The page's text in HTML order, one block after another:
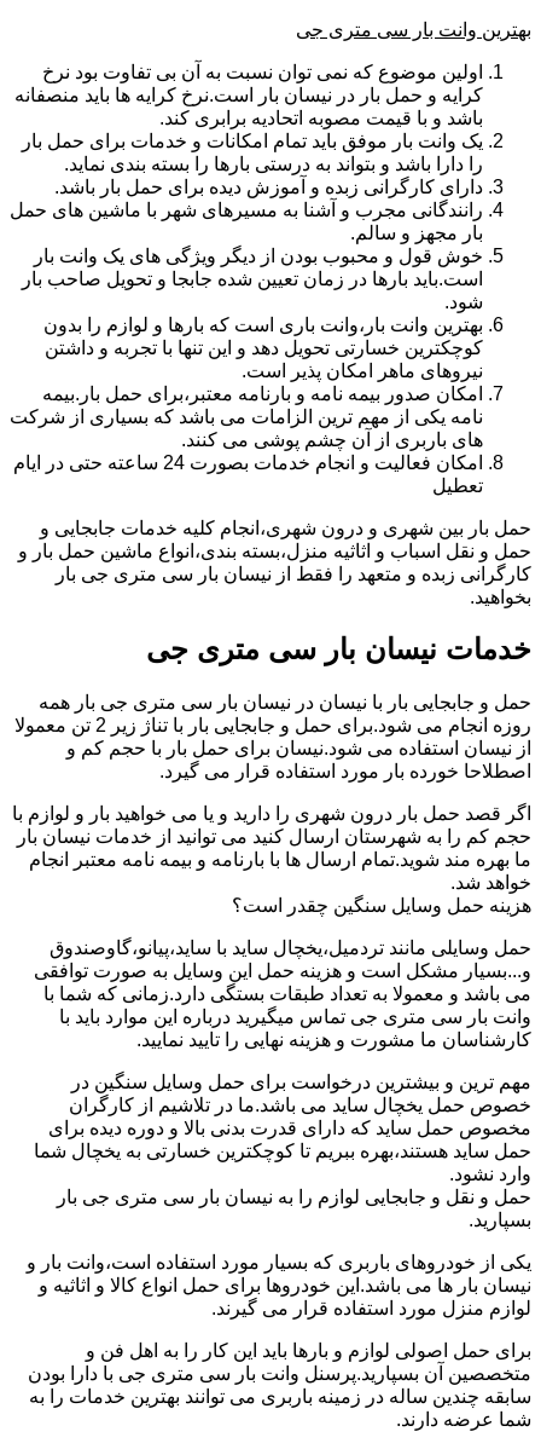
بهترین وانت بار سی متری جی
اولین موضوع که نمی توان نسبت به آن بی تفاوت بود نرخ
کرایه و حمل بار در نیسان بار است.نرخ کرایه ها باید منصفانه
باشد و با قیمت مصوبه اتحادیه برابری کند.
یک وانت بار موفق باید تمام امکانات و خدمات برای حمل بار
را دارا باشد و بتواند به درستی بارها را بسته بندی نماید.
دارای کارگرانی زبده و آموزش دیده برای حمل بار باشد.
رانندگانی مجرب و آشنا به مسیرهای شهر با ماشین های حمل
بار مجهز و سالم.
خوش قول و محبوب بودن از دیگر ویژگی های یک وانت بار
است.باید بارها در زمان تعیین شده جابجا و تحویل صاحب بار
شود.
بهترین وانت بار،وانت باری است که بارها و لوازم را بدون
کوچکترین خسارتی تحویل دهد و این تنها با تجربه و داشتن
نیروهای ماهر امکان پذیر است.
امکان صدور بیمه نامه و بارنامه معتبر،برای حمل بار.بیمه
نامه یکی از مهم ترین الزامات می باشد که بسیاری از شرکت
های باربری از آن چشم پوشی می کنند.
امکان فعالیت و انجام خدمات بصورت 24 ساعته حتی در ایام
تعطیل
حمل بار بین شهری و درون شهری،انجام کلیه خدمات جابجایی و
حمل و نقل اسباب و اثاثیه منزل،بسته بندی،انواع ماشین حمل بار و
کارگرانی زبده و متعهد را فقط از نیسان بار سی متری جی بار
بخواهید.
خدمات نیسان بار سی متری جی
حمل و جابجایی بار با نیسان در نیسان بار سی متری جی بار همه
روزه انجام می شود.برای حمل و جابجایی بار با تناژ زیر 2 تن معمولا
از نیسان استفاده می شود.نیسان برای حمل بار با حجم کم و
اصطلاحا خورده بار مورد استفاده قرار می گیرد.
اگر قصد حمل بار درون شهری را دارید و یا می خواهید بار و لوازم با
حجم کم را به شهرستان ارسال کنید می توانید از خدمات نیسان بار
ما بهره مند شوید.تمام ارسال ها با بارنامه و بیمه نامه معتبر انجام
خواهد شد.
هزینه حمل وسایل سنگین چقدر است؟
حمل وسایلی مانند تردمیل،یخچال ساید با ساید،پیانو،گاوصندوق
و...بسیار مشکل است و هزینه حمل این وسایل به صورت توافقی
می باشد و معمولا به تعداد طبقات بستگی دارد.زمانی که شما با
وانت بار سی متری جی تماس میگیرید درباره این موارد باید با
کارشناسان ما مشورت و هزینه نهایی را تایید نمایید.
مهم ترین و بیشترین درخواست برای حمل وسایل سنگین در
خصوص حمل یخچال ساید می باشد.ما در تلاشیم از کارگران
مخصوص حمل ساید که دارای قدرت بدنی بالا و دوره دیده برای
حمل ساید هستند،بهره ببریم تا کوچکترین خسارتی به یخچال شما
وارد نشود.
حمل و نقل و جابجایی لوازم را به نیسان بار سی متری جی بار
بسپارید.
یکی از خودروهای باربری که بسیار مورد استفاده است،وانت بار و
نیسان بار ها می باشد.این خودروها برای حمل انواع کالا و اثاثیه و
لوازم منزل مورد استفاده قرار می گیرند.
برای حمل اصولی لوازم و بارها باید این کار را به اهل فن و
متخصصین آن بسپارید.پرسنل وانت بار سی متری جی با دارا بودن
سابقه چندین ساله در زمینه باربری می توانند بهترین خدمات را به
شما عرضه دارند.